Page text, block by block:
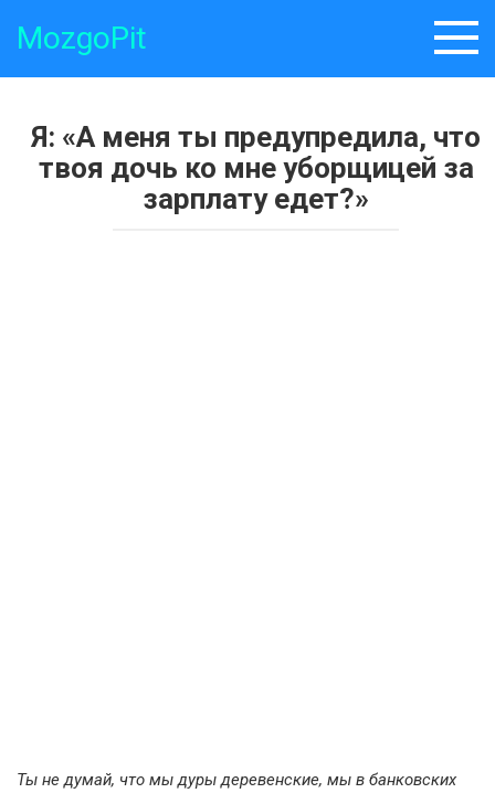
MozgoPit
Я: «А меня ты предупредила, что
твоя дочь ко мне уборщицей за
зарплату едет?»
Ты не думай, что мы дуры деревенские, мы в банковских